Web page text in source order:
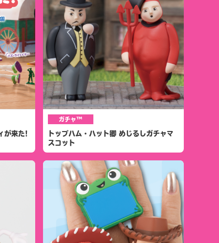
が来た!
ガチャ™
トップハム・ハット卿 めじるしガチャマ
スコット